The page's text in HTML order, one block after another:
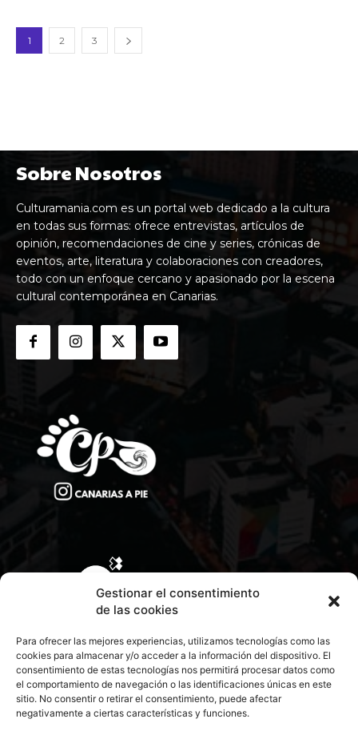
Gestionar el consentimiento
de las cookies
Para ofrecer las mejores experiencias, utilizamos tecnologías como las
cookies para almacenar y/o acceder a la información del dispositivo. El
consentimiento de estas tecnologías nos permitirá procesar datos como
el comportamiento de navegación o las identificaciones únicas en este
sitio. No consentir o retirar el consentimiento, puede afectar
negativamente a ciertas características y funciones.
1 2 3
Sobre Nosotros
Culturamania.com es un portal web dedicado a la cultura
en todas sus formas: ofrece entrevistas, artículos de
opinión, recomendaciones de cine y series, crónicas de
eventos, arte, literatura y colaboraciones con creadores,
todo con un enfoque cercano y apasionado por la escena
cultural contemporánea en Canarias.
CONTACTA CON NOSOTROS